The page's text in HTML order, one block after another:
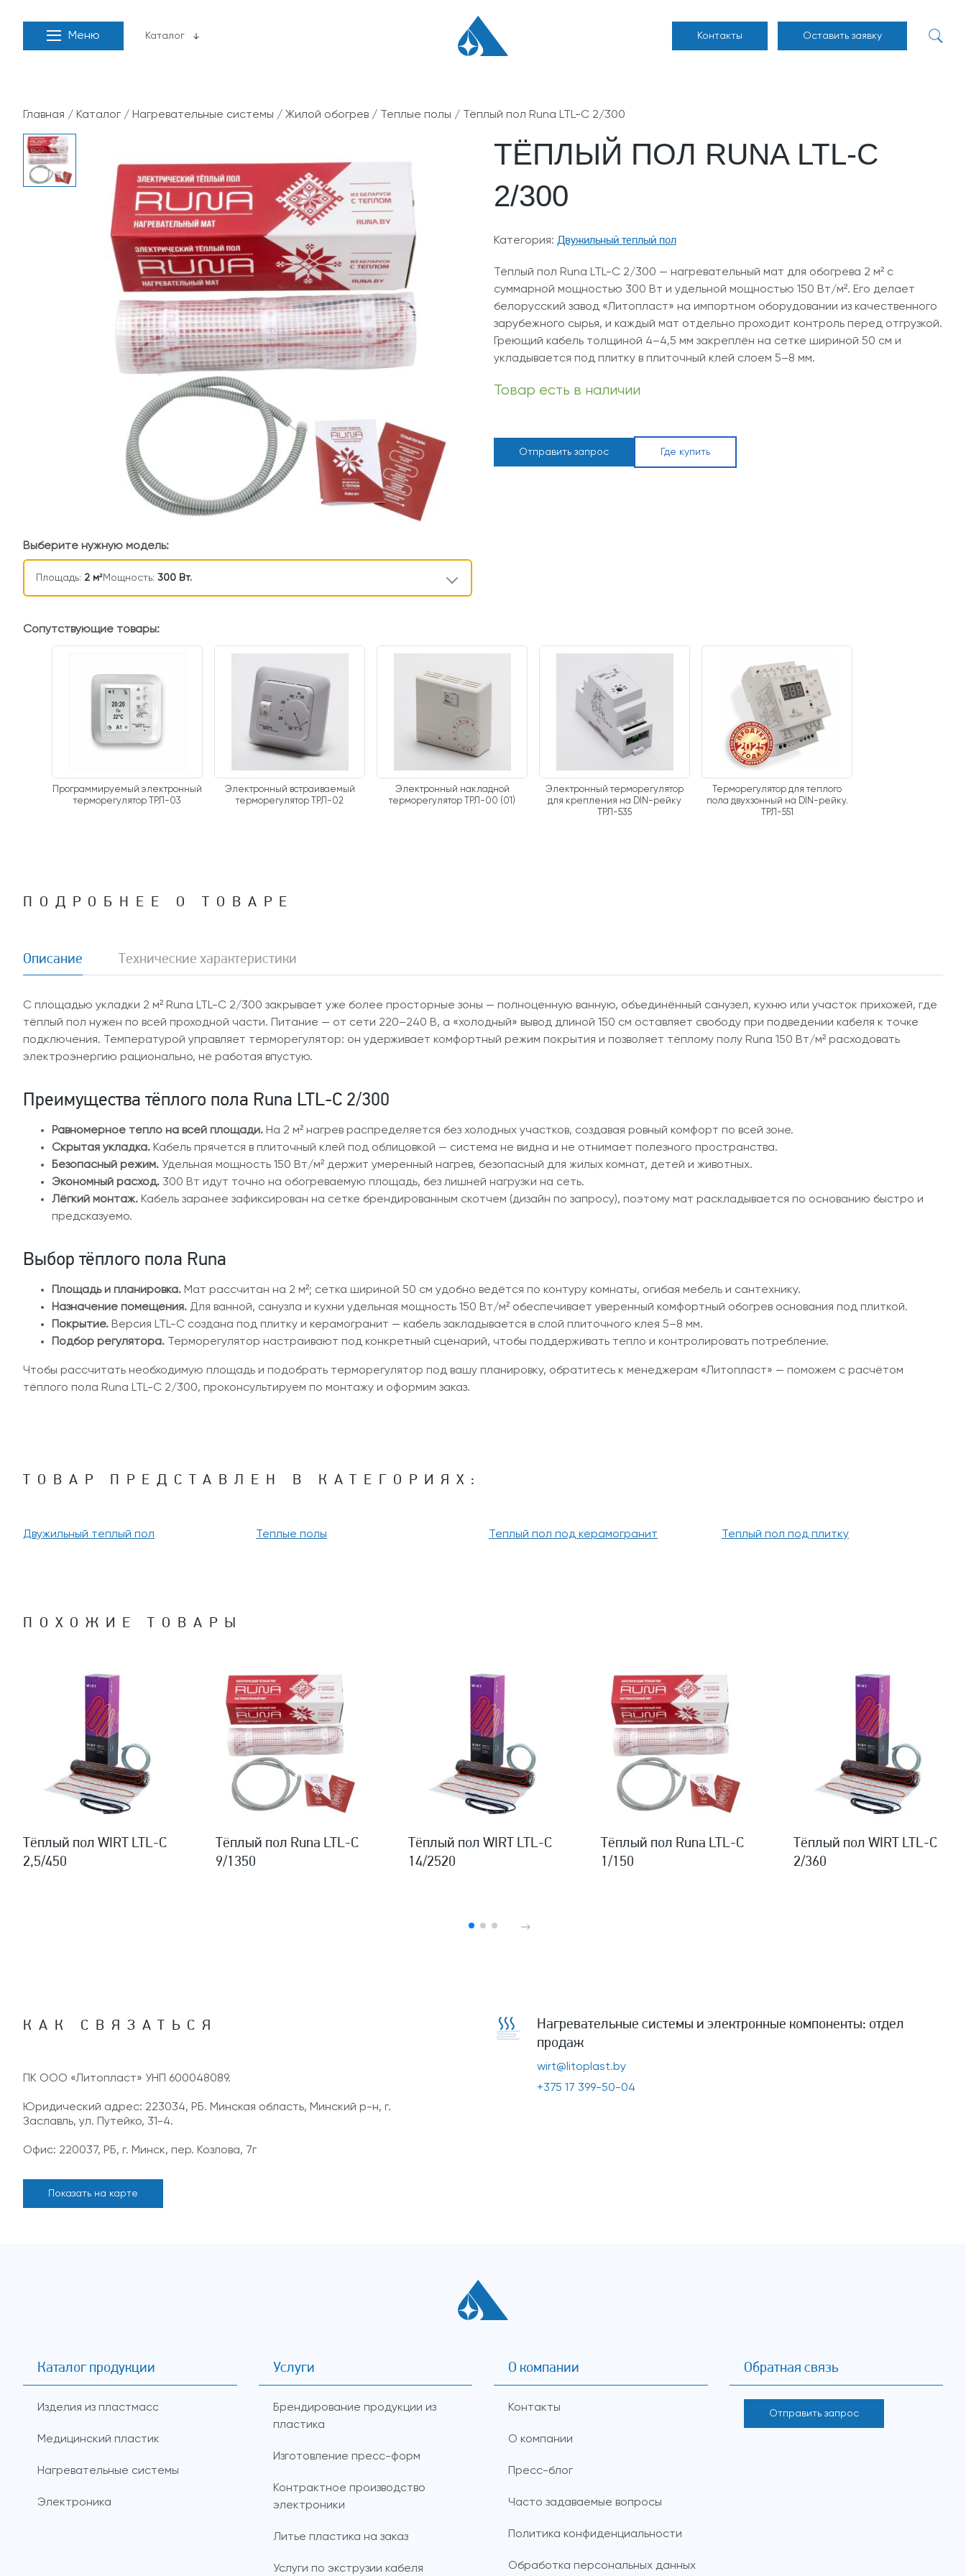
Меню Каталог Контакты Оставить заявку
Главная / Каталог / Нагревательные системы / Жилой обогрев / Теплые полы / Тёплый пол Runa LTL-C 2/300
Выберите нужную модель:
Площадь: 2 м²Мощность: 300 Вт.
ТЁПЛЫЙ ПОЛ RUNA LTL-C
2/300
Категория: Двужильный теплый пол
Тёплый пол Runa LTL-C 2/300 — нагревательный мат для обогрева 2 м² с
суммарной мощностью 300 Вт и удельной мощностью 150 Вт/м². Его делает
белорусский завод «Литопласт» на импортном оборудовании из качественного
зарубежного сырья, и каждый мат отдельно проходит контроль перед отгрузкой.
Греющий кабель толщиной 4–4,5 мм закреплён на сетке шириной 50 см и
укладывается под плитку в плиточный клей слоем 5–8 мм.
Товар есть в наличии
Отправить запрос Где купить
Сопутствующие товары:
Программируемый электронный
терморегулятор ТРЛ-03
Электронный встраиваемый
терморегулятор ТРЛ-02
Электронный накладной
терморегулятор ТРЛ-00 (01)
Электронный терморегулятор
для крепления на DIN-рейку
ТРЛ-535
Терморегулятор для теплого
пола двухзонный на DIN-рейку.
ТРЛ-551
ПОДРОБНЕЕ О ТОВАРЕ
Описание Технические характеристики
С площадью укладки 2 м² Runa LTL-C 2/300 закрывает уже более просторные зоны — полноценную ванную, объединённый санузел, кухню или участок прихожей, где
тёплый пол нужен по всей проходной части. Питание — от сети 220–240 В, а «холодный» вывод длиной 150 см оставляет свободу при подведении кабеля к точке
подключения. Температурой управляет терморегулятор: он удерживает комфортный режим покрытия и позволяет тёплому полу Runa 150 Вт/м² расходовать
электроэнергию рационально, не работая впустую.
Преимущества тёплого пола Runa LTL-C 2/300
Равномерное тепло на всей площади. На 2 м² нагрев распределяется без холодных участков, создавая ровный комфорт по всей зоне.
Скрытая укладка. Кабель прячется в плиточный клей под облицовкой — система не видна и не отнимает полезного пространства.
Безопасный режим. Удельная мощность 150 Вт/м² держит умеренный нагрев, безопасный для жилых комнат, детей и животных.
Экономный расход. 300 Вт идут точно на обогреваемую площадь, без лишней нагрузки на сеть.
Лёгкий монтаж. Кабель заранее зафиксирован на сетке брендированным скотчем (дизайн по запросу), поэтому мат раскладывается по основанию быстро и
предсказуемо.
Выбор тёплого пола Runa
Площадь и планировка. Мат рассчитан на 2 м²; сетка шириной 50 см удобно ведётся по контуру комнаты, огибая мебель и сантехнику.
Назначение помещения. Для ванной, санузла и кухни удельная мощность 150 Вт/м² обеспечивает уверенный комфортный обогрев основания под плиткой.
Покрытие. Версия LTL-C создана под плитку и керамогранит — кабель закладывается в слой плиточного клея 5–8 мм.
Подбор регулятора. Терморегулятор настраивают под конкретный сценарий, чтобы поддерживать тепло и контролировать потребление.
Чтобы рассчитать необходимую площадь и подобрать терморегулятор под вашу планировку, обратитесь к менеджерам «Литопласт» — поможем с расчётом
тёплого пола Runa LTL-C 2/300, проконсультируем по монтажу и оформим заказ.
ТОВАР ПРЕДСТАВЛЕН В КАТЕГОРИЯХ:
Двужильный теплый пол Теплые полы Теплый пол под керамогранит Теплый пол под плитку
ПОХОЖИЕ ТОВАРЫ
Тёплый пол WIRT LTL-C
2,5/450
Тёплый пол Runa LTL-C
9/1350
Тёплый пол WIRT LTL-C
14/2520
Тёплый пол Runa LTL-C
1/150
Тёплый пол WIRT LTL-C
2/360
КАК СВЯЗАТЬСЯ
ПК ООО «Литопласт» УНП 600048089.
Юридический адрес: 223034, РБ. Минская область, Минский р-н, г.
Заславль, ул. Путейко, 31-4.
Офис: 220037, РБ, г. Минск, пер. Козлова, 7г
Показать на карте
Нагревательные системы и электронные компоненты: отдел
продаж
wirt@litoplast.by
+375 17 399-50-04
Каталог продукции
Изделия из пластмасс
Медицинский пластик
Нагревательные системы
Электроника
Услуги
Брендирование продукции из
пластика
Изготовление пресс-форм
Контрактное производство
электроники
Литье пластика на заказ
Услуги по экструзии кабеля
О компании
Контакты
О компании
Пресс-блог
Часто задаваемые вопросы
Политика конфиденциальности
Обработка персональных данных
Обратная связь
Отправить запрос